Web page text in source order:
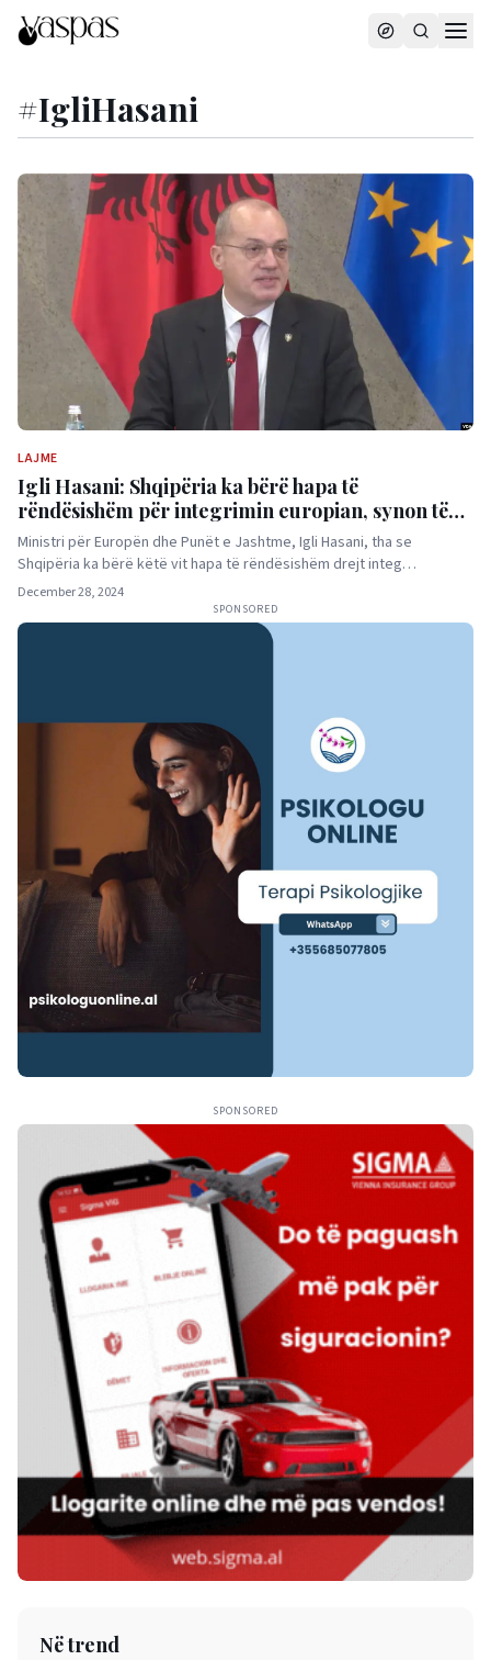
#IgliHasani
LAJME
Igli Hasani: Shqipëria ka bërë hapa të
rëndësishëm për integrimin europian, synon të
hapë të gjithë kapitujt e negociatave në vitin 2025
Ministri për Europën dhe Punët e Jashtme, Igli Hasani, tha se
Shqipëria ka bërë këtë vit hapa të rëndësishëm drejt integ…
December 28, 2024
SPONSORED
SPONSORED
Në trend